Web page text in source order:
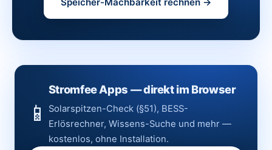
📱
Stromfee Apps — direkt im Browser
Solarspitzen-Check (§51), BESS-
Erlösrechner, Wissens-Suche und mehr —
kostenlos, ohne Installation.